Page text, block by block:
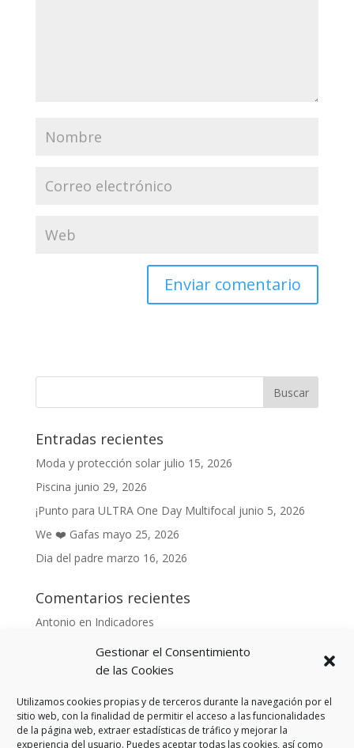
Gestionar el Consentimiento
de las Cookies
Utilizamos cookies propias y de terceros durante la navegación por el
sitio web, con la finalidad de permitir el acceso a las funcionalidades
de la página web, extraer estadísticas de tráfico y mejorar la
experiencia del usuario. Puedes aceptar todas las cookies, así como
Entradas recientes
Moda y protección solar julio 15, 2026
Piscina junio 29, 2026
¡Punto para ULTRA One Day Multifocal junio 5, 2026
We ❤️ Gafas mayo 25, 2026
Dia del padre marzo 16, 2026
Comentarios recientes
Antonio en Indicadores
enIndicadores
enDe cara al buen tiempo